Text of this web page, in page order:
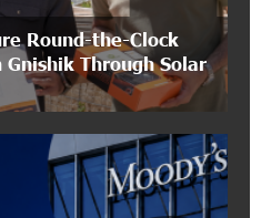
Graduation Ceremony
of Unibank
the Placement of
Round-the-Clock
Through Solar